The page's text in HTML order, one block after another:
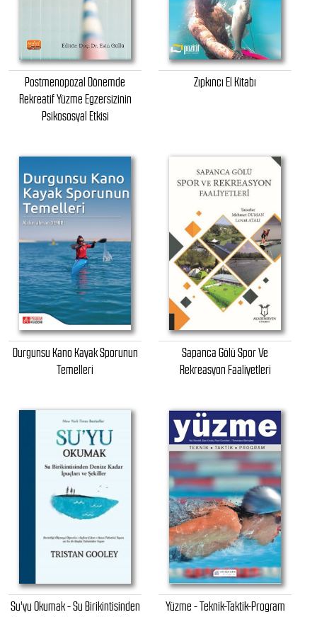
Postmenopozal Dönemde
Rekreatif Yüzme Egzersizinin
Psikososyal Etkisi
Zıpkıncı El Kitabı
Durgunsu Kano Kayak Sporunun
Temelleri
Sapanca Gölü Spor Ve
Rekreasyon Faaliyetleri
Su'yu Okumak - Su Birikintisinden
Yüzme - Teknik-Taktik-Program